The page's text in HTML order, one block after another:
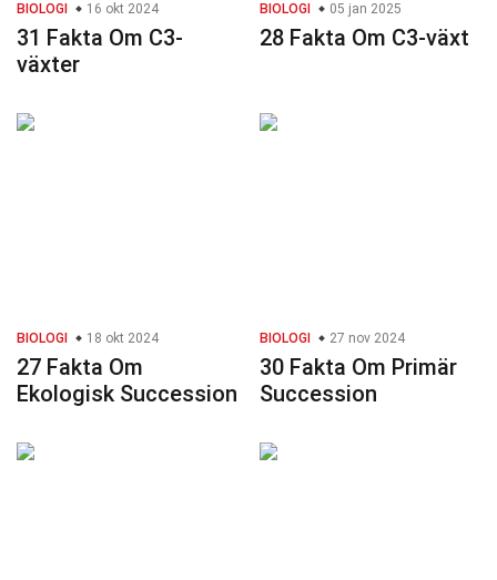
BIOLOGI 16 okt 2024
31 Fakta Om C3-
växter
BIOLOGI 05 jan 2025
28 Fakta Om C3-växt
BIOLOGI 18 okt 2024
27 Fakta Om
Ekologisk Succession
BIOLOGI 27 nov 2024
30 Fakta Om Primär
Succession